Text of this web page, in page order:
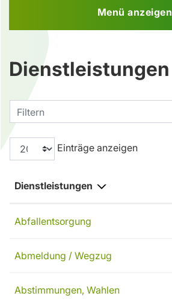
Menü anzeigen
Dienstleistungen
Filtern
Einträge anzeigen
Dienstleistungen
Abfallentsorgung
Abmeldung / Wegzug
Abstimmungen, Wahlen